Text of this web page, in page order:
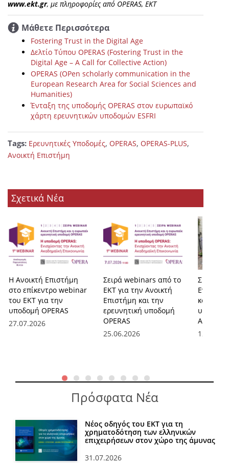
www.ekt.gr, με πληροφορίες από OPERAS, EKT
Μάθετε Περισσότερα
Fostering Trust in the Digital Age
Δελτίο Τύπου OPERAS (Fostering Trust in the
Digital Age – A Call for Collective Action)
OPERAS (OPen scholarly communication in the
European Research Area for Social Sciences and
Humanities)
Ένταξη της υποδομής OPERAS στον ευρωπαϊκό
χάρτη ερευνητικών υποδομών ESFRI
Tags: Ερευνητικές Υποδομές, OPERAS, OPERAS-PLUS,
Ανοικτή Επιστήμη
Σχετικά Νέα
Η Ανοικτή Επιστήμη
στο επίκεντρο webinar
του ΕΚΤ για την
υποδομή OPERAS
27.07.2026
Σειρά webinars από το
ΕΚΤ για την Ανοικτή
Επιστήμη και την
ερευνητική υποδομή
OPERAS
25.06.2026
Ανοικτή
Πρόσφατα Νέα
Νέος οδηγός του ΕΚΤ για τη
χρηματοδότηση των ελληνικών
επιχειρήσεων στον χώρο της άμυνας
31.07.2026